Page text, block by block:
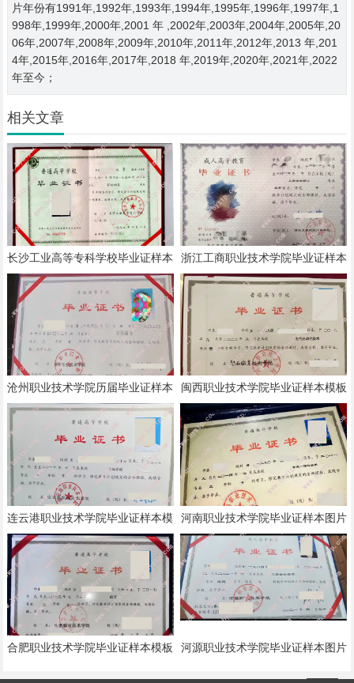
片年份有1991年,1992年,1993年,1994年,1995年,1996年,1997年,1
998年,1999年,2000年,2001 年 ,2002年,2003年,2004年,2005年,20
06年,2007年,2008年,2009年,2010年,2011年,2012年,2013 年,201
4年,2015年,2016年,2017年,2018 年,2019年,2020年,2021年,2022
年至今；
相关文章
长沙工业高等专科学校毕业证样本
模板
浙江工商职业技术学院毕业证样本
模板
沧州职业技术学院历届毕业证样本
模板
闽西职业技术学院毕业证样本模板
连云港职业技术学院毕业证样本模
板
河南职业技术学院毕业证样本图片
合肥职业技术学院毕业证样本模板 河源职业技术学院毕业证样本图片